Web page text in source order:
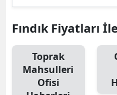
Fındık Fiyatları
Toprak
Mahsulleri
Ofisi